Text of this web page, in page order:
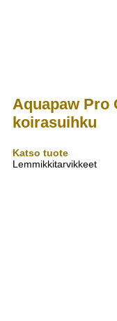
Aquapaw Pro
koirasuihku
Katso tuote
Lemmikkitarvikkeet